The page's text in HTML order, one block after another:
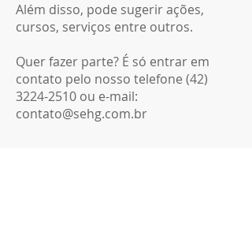
Além disso, pode sugerir ações,
cursos, serviços entre outros.
Quer fazer parte? É só entrar em
contato pelo nosso telefone (42)
3224-2510 ou e-mail:
contato@sehg.com.br